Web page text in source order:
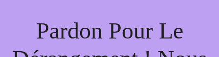
Pardon Pour Le